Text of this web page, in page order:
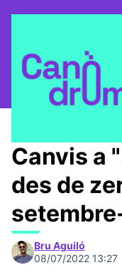
Qui som? Escola
Canvis a
des de
Bru Aguiló
08/07/2022 13:27